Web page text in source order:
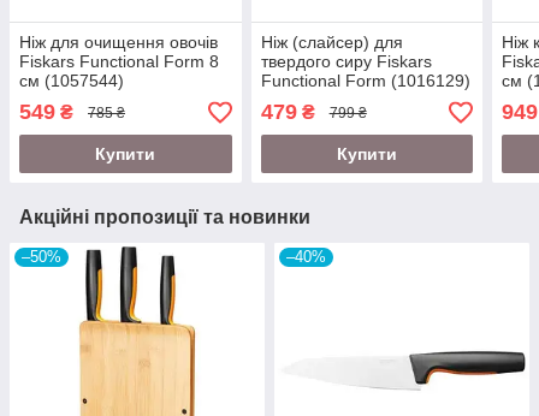
Ніж для очищення овочів
Fiskars Functional Form 8
см (1057544)
549 ₴ 785 ₴
Купити
Ніж (слайсер) для
твердого сиру Fiskars
Functional Form (1016129)
479₴ 799 ₴
Купити
Ніж
см
949
Акційні пропозиції та новинки
–50% –40%